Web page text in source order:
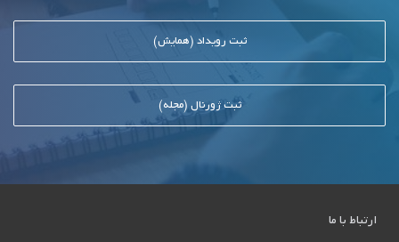
ثبت رویداد (همایش)
ثبت ژورنال (مجله)
ارتباط با ما